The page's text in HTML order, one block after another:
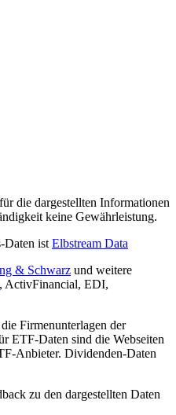
die dargestellten Informationen
keine Gewährleistung.
Daten ist Elbstream Data
& Schwarz und weitere
, ActivFinancial, EDI,
Firmenunterlagen der
ETF-Daten sind die Webseiten
Anbieter. Dividenden-Daten
zu den dargestellten Daten